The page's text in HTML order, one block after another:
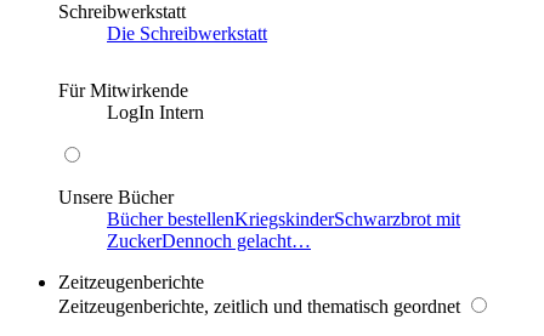
Schreibwerkstatt
Die Schreibwerkstatt
Für Mitwirkende
LogIn Intern
Unsere Bücher
Bücher bestellenKriegskinderSchwarzbrot mit
ZuckerDennoch gelacht…
Zeitzeugenberichte
Zeitzeugenberichte, zeitlich und thematisch geordnet